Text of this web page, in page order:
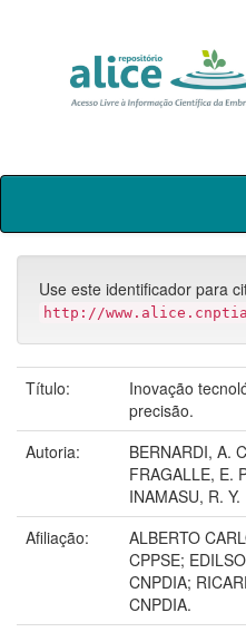
Skip
Use este identificador para
http://
Título:
Inovação
precisão.
Autoria:
BERNARDI, A.
FRAGALLE, E.
INAMASU, R. Y.
Afiliação:
ALBERTO
CPPSE;
CNPDIA;
CNPDIA.